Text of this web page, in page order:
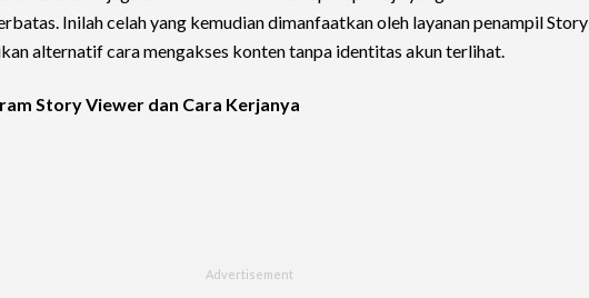
Inilah celah yang kemudian dimanfaatkan oleh layanan penampil Story
alternatif cara mengakses konten tanpa identitas akun terlihat.
Story Viewer dan Cara Kerjanya